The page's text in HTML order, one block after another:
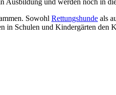
Sowohl Rettungshunde als
in Schulen und Kindergärten